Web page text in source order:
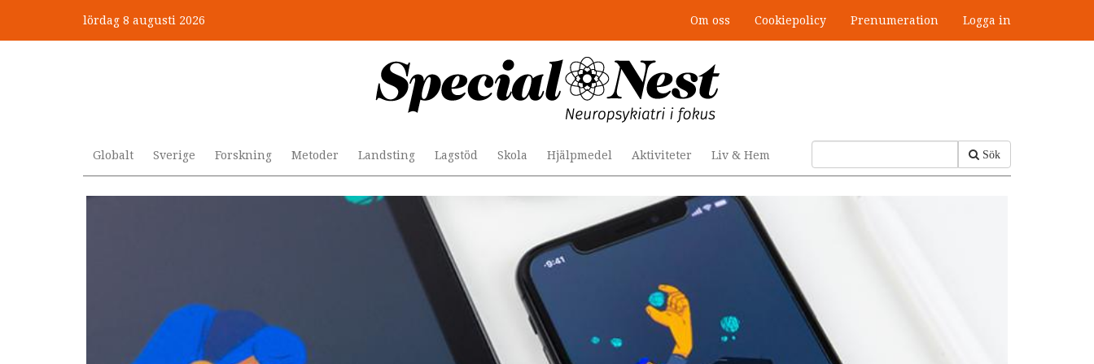
huvudinnehåll
lördag 8 augusti 2026 Om oss Cookiepolicy Prenumeration Logga in
Sök
Globalt Sverige Forskning Metoder Landsting Lagstöd Skola Hjälpmedel Aktiviteter Liv & Hem
”Jobbet gick bra – just därför togs stödet bort”